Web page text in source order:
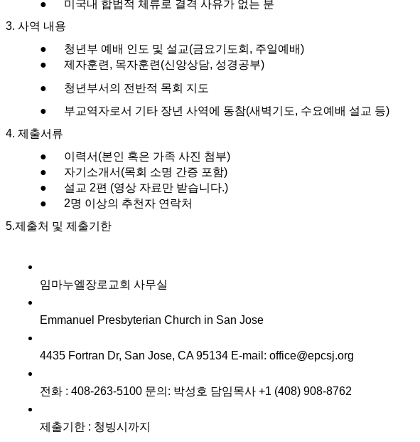
러
우
프
릴
●
미국내 합법적 체류로 결격 사유가 없는 분
3. 사역 내용
●
청년부 예배 인도 및 설교(금요기도회, 주일예배)
●
제자훈련, 목자훈련(신앙상담, 성경공부)
●
청년부서의 전반적 목회 지도
●
부교역자로서 기타 장년 사역에 동참(새벽기도, 수요예배 설교 등)
4. 제출서류
●
이력서(본인 혹은 가족 사진 첨부)
●
자기소개서(목회 소명 간증 포함)
●
설교 2편 (영상 자료만 받습니다.)
●
2명 이상의 추천자 연락처
5.제출처 및 제출기한
임마누엘장로교회 사무실
Emmanuel Presbyterian Church in San Jose
4435 Fortran Dr, San Jose, CA 95134 E-mail: office@epcsj.org
전화 : 408-263-5100 문의: 박성호 담임목사 +1 (408) 908-8762
제출기한 : 청빙시까지